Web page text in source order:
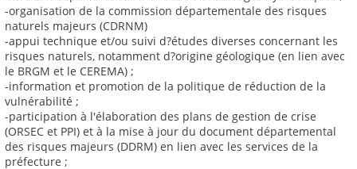
-organisation de la commission départementale des risques
naturels majeurs (CDRNM)
-appui technique et/ou suivi d?études diverses concernant les
risques naturels, notamment d?origine géologique (en lien avec
le BRGM et le CEREMA) ;
-information et promotion de la politique de réduction de la
vulnérabilité ;
-participation à l'élaboration des plans de gestion de crise
(ORSEC et PPI) et à la mise à jour du document départemental
des risques majeurs (DDRM) en lien avec les services de la
préfecture ;